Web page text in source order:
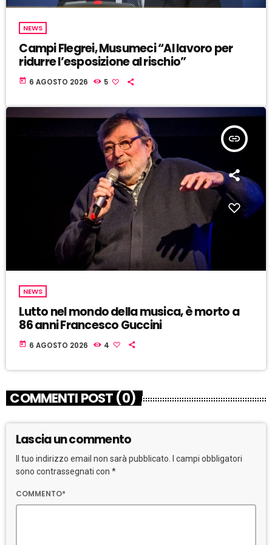
NEWS
Campi Flegrei, Musumeci “Al lavoro per
ridurre l’esposizione al rischio”
today 6 AGOSTO 2026 5
insert_link
NEWS
Lutto nel mondo della musica, è morto a
86 anni Francesco Guccini
today 6 AGOSTO 2026 4
COMMENTI POST (0)
Lascia un commento
Il tuo indirizzo email non sarà pubblicato. I campi obbligatori
sono contrassegnati con *
COMMENTO*